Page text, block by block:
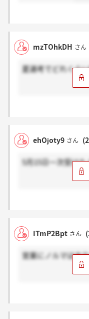
mzTOhkDH さん
夏選考でどれくら
ehOjoty9 さん
5月15日一次受け
ITmP2Bpt さん
営業にノルマはあ